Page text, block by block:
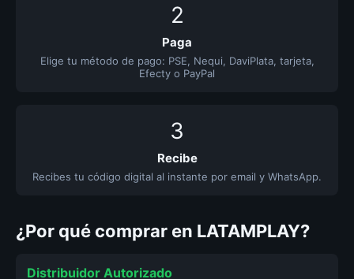
2
Paga
Elige tu método de pago: PSE, Nequi, DaviPlata, tarjeta,
Efecty o PayPal
3
Recibe
Recibes tu código digital al instante por email y WhatsApp.
¿Por qué comprar en LATAMPLAY?
Distribuidor Autorizado